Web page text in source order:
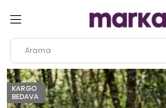
KARGO
BEDAVA